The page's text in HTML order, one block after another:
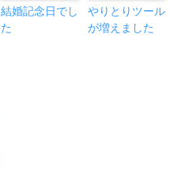
結婚記念日でし
た
やりとりツール
が増えました